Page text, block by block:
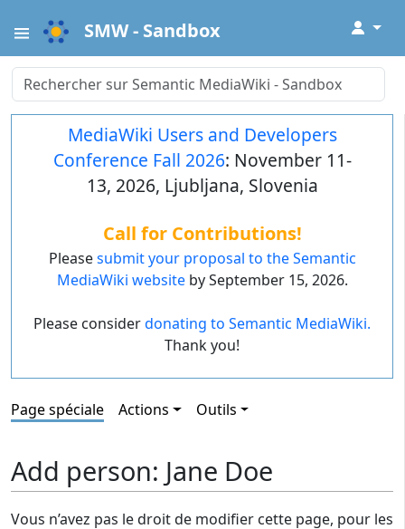
SMW - Sandbox ↓
MediaWiki Users and Developers
Conference Fall 2026: November 11-
13, 2026, Ljubljana, Slovenia
Call for Contributions!
Pleasesubmit your proposal to the Semantic
MediaWiki websiteby September 15, 2026.
Please considerdonating to Semantic MediaWiki.
Thank you!
Page spéciale Actions Outils
Add person: Jane Doe
Vous n’avez pas le droit de modifier cette page, pour les